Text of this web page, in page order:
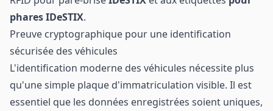
phares IDeSTIX.
Preuve cryptographique pour une identification
sécurisée des véhicules
L'identification moderne des véhicules nécessite plus
qu'une simple plaque d'immatriculation visible. Il est
essentiel que les données enregistrées soient uniques,